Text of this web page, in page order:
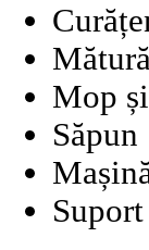
Mop
Săpun